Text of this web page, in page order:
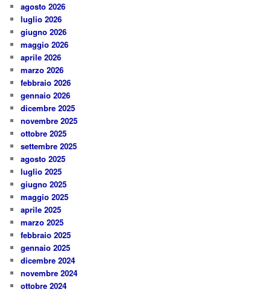
agosto 2026
luglio 2026
giugno 2026
maggio 2026
aprile 2026
marzo 2026
febbraio 2026
gennaio 2026
dicembre 2025
novembre 2025
ottobre 2025
settembre 2025
agosto 2025
luglio 2025
giugno 2025
maggio 2025
aprile 2025
marzo 2025
febbraio 2025
gennaio 2025
dicembre 2024
novembre 2024
ottobre 2024